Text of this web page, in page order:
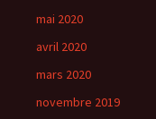
mai 2020
avril 2020
mars 2020
novembre 2019